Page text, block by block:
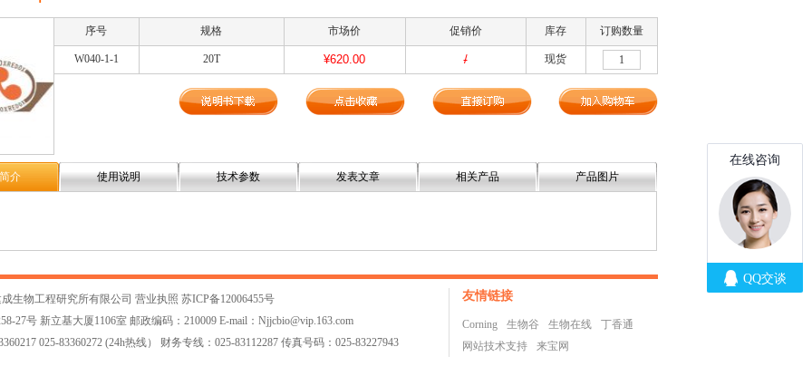
序号 规格 市场价 促销价 库存 订购数量
W040-1-1 20T ¥620.00 / 现货
介 使用说明 技术参数 发表文章 相关产品 产品图片
生物工程研究所有限公司 营业执照 苏ICP备12006455号
27号 新立基大厦1106室 邮政编码：210009 E-mail： Njjcbio@vip.163.com
025-83360272 (24h热线） 财务专线：025-83112287 传真号码：025-83227943
友情链接
Corning 生物谷 生物在线
丁香通
网站技术支持
来宝网